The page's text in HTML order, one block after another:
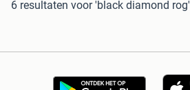
6 resultaten voor 'black diamond rog'